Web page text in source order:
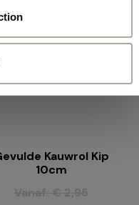
Kauwrol Kip
10cm
Vanaf:€2,95